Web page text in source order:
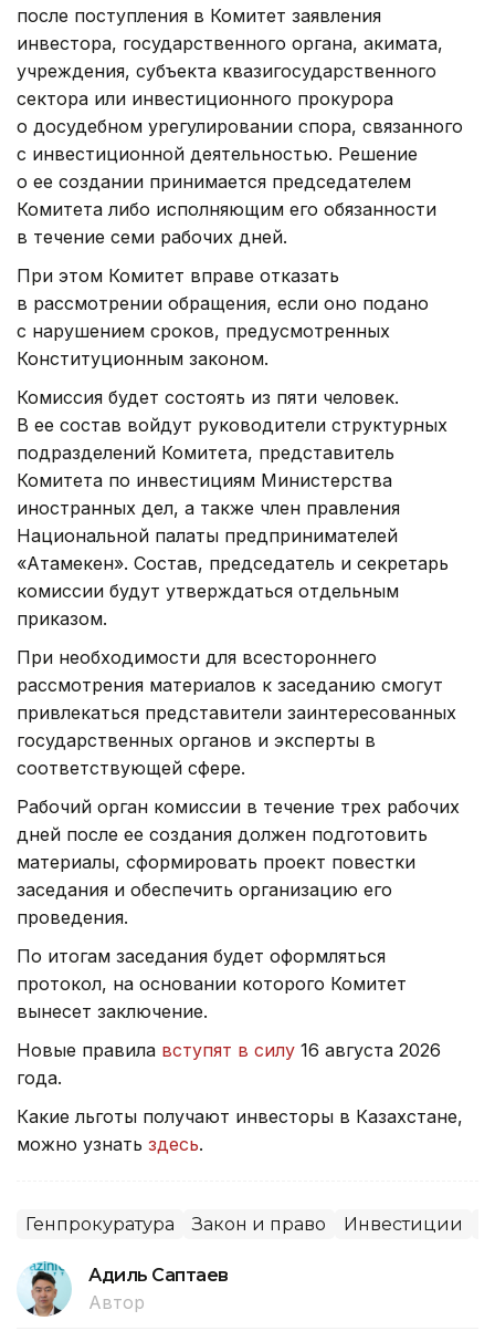
после поступления в Комитет заявления
инвестора, государственного органа, акимата,
учреждения, субъекта квазигосударственного
сектора или инвестиционного прокурора
о досудебном урегулировании спора, связанного
с инвестиционной деятельностью. Решение
о ее создании принимается председателем
Комитета либо исполняющим его обязанности
в течение семи рабочих дней.
При этом Комитет вправе отказать
в рассмотрении обращения, если оно подано
с нарушением сроков, предусмотренных
Конституционным законом.
Комиссия будет состоять из пяти человек.
В ее состав войдут руководители структурных
подразделений Комитета, представитель
Комитета по инвестициям Министерства
иностранных дел, а также член правления
Национальной палаты предпринимателей
«Атамекен». Состав, председатель и секретарь
комиссии будут утверждаться отдельным
приказом.
При необходимости для всестороннего
рассмотрения материалов к заседанию смогут
привлекаться представители заинтересованных
государственных органов и эксперты в
соответствующей сфере.
Рабочий орган комиссии в течение трех рабочих
дней после ее создания должен подготовить
материалы, сформировать проект повестки
заседания и обеспечить организацию его
проведения.
По итогам заседания будет оформляться
протокол, на основании которого Комитет
вынесет заключение.
Новые правила вступят в силу 16 августа 2026
года.
Какие льготы получают инвесторы в Казахстане,
можно узнать здесь.
Генпрокуратура Закон и право Инвестиции
Адиль Саптаев
Автор